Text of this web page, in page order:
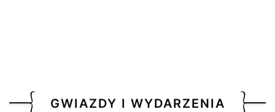
GWIAZDY I WYDARZENIA